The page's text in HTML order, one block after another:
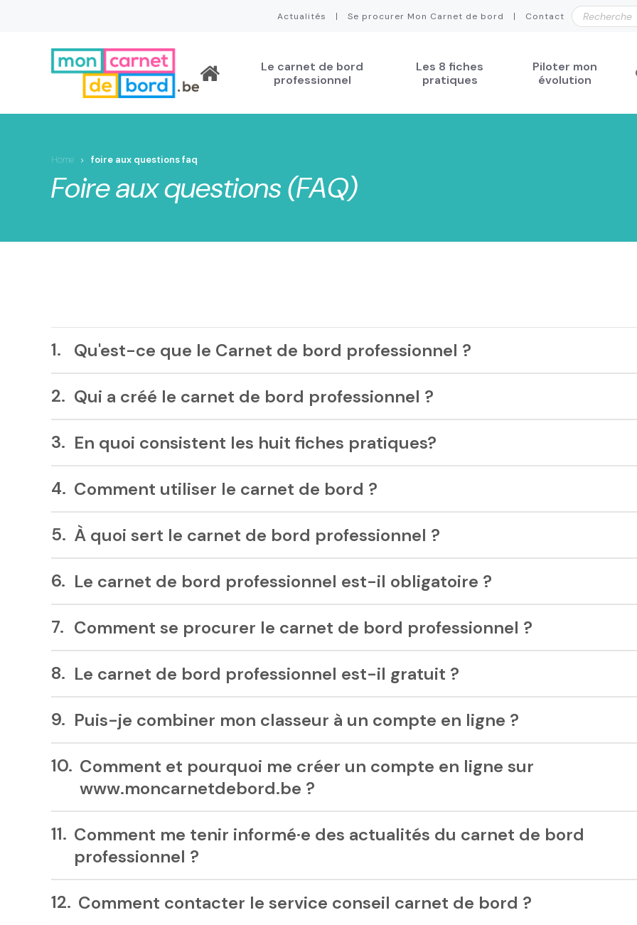
Actualités Se procurer Mon Carnet de bord Contact
Le carnet de bord
professionnel
Les 8 fiches
pratiques
Piloter mon
évolution
Home foire aux questions faq
Foire aux questions (FAQ)
Qu'est-ce que le Carnet de bord professionnel ?
Qui a créé le carnet de bord professionnel ?
En quoi consistent les huit fiches pratiques?
Comment utiliser le carnet de bord ?
À quoi sert le carnet de bord professionnel ?
Le carnet de bord professionnel est-il obligatoire ?
Comment se procurer le carnet de bord professionnel ?
Le carnet de bord professionnel est-il gratuit ?
Puis-je combiner mon classeur à un compte en ligne ?
Comment et pourquoi me créer un compte en ligne sur
www.moncarnetdebord.be ?
Comment me tenir informé·e des actualités du carnet de bord
professionnel ?
Comment contacter le service conseil carnet de bord ?